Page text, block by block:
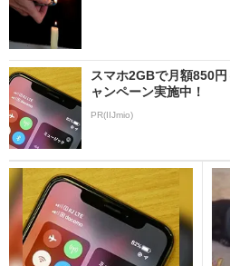
スマホ2GBで月額850
ャンペーン実施中！
PR(IIJmio)